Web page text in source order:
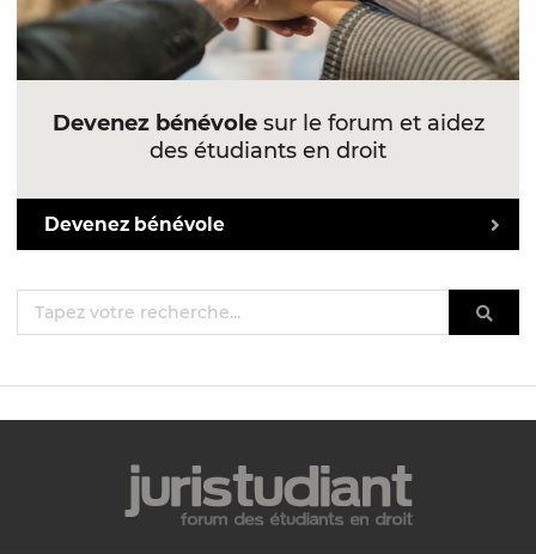
Devenez bénévolesur le forum et aidez
des étudiants en droit
Devenez bénévole